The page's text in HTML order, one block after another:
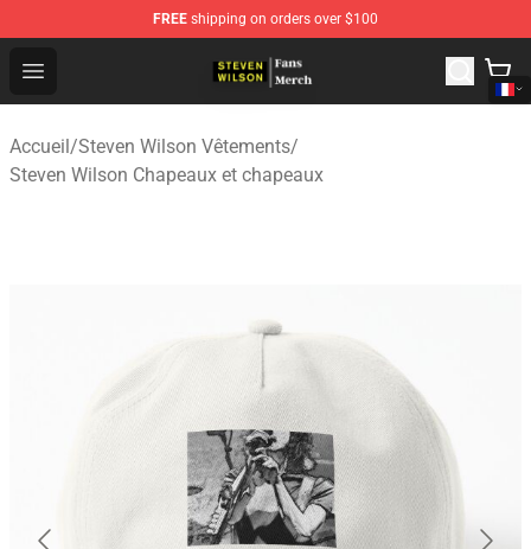
FREE shipping on orders over $100
Open menu
Steven Wilson Store - Official Steven Wilson
Accueil/Steven Wilson Vêtements/
Steven Wilson Chapeaux et chapeaux